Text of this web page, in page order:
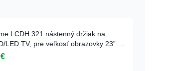
LCDH 321 nástenný držiak na
LED TV, pre veľkosť obrazovky 23” -
nosnosť max. 30 kg, plne pohyblivý,